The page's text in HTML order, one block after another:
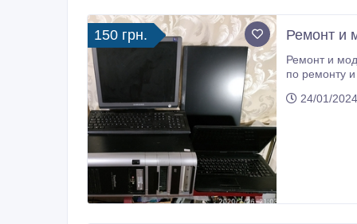
150 грн. Ремонт и
Ремонт и модернизация мониторов,
по ремонту и
24/01/